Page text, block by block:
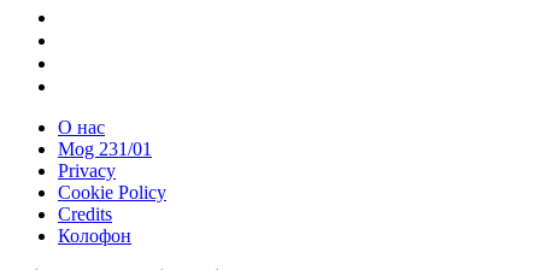
О нас
Mog 231/01
Privacy
Cookie Policy
Credits
Колофон